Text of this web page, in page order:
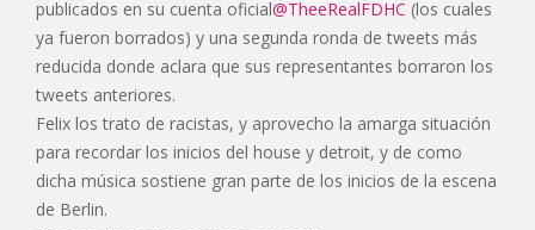
publicados en su cuenta oficial@TheeRealFDHC (los cuales
ya fueron borrados) y una segunda ronda de tweets más
reducida donde aclara que sus representantes borraron los
tweets anteriores.
Felix los trato de racistas, y aprovecho la amarga situación
para recordar los inicios del house y detroit, y de como
dicha música sostiene gran parte de los inicios de la escena
de Berlin.